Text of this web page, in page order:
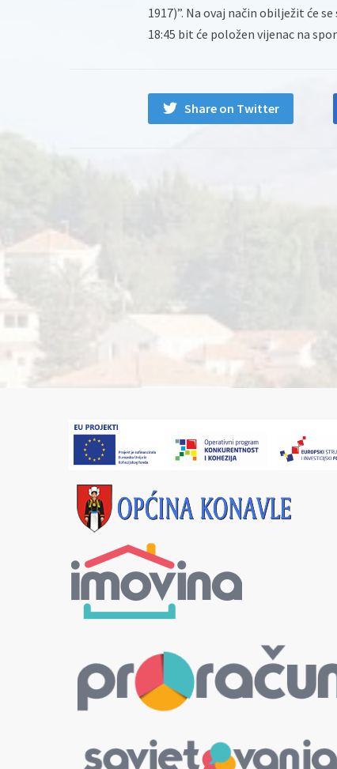
1917)”. Na ovaj način obilježit će
18:45 bit će položen vijenac na
Share on Twitter